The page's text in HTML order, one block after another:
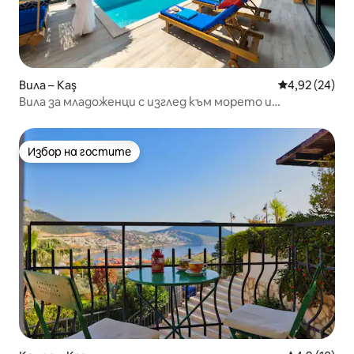
Вила – Kaş Средна
4,92 (24)
Вила за младоженци с изглед към морето и
Избор на гостите
Избор на гостите